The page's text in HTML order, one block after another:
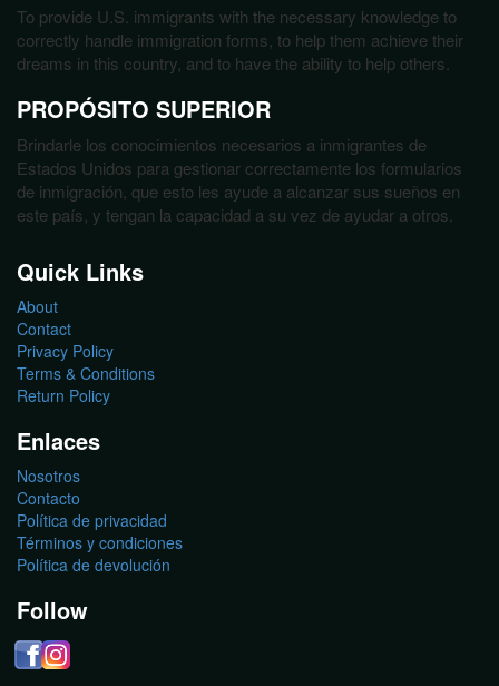
To provide U.S. immigrants with the necessary knowledge to
correctly handle immigration forms, to help them achieve their
dreams in this country, and to have the ability to help others.
PROPÓSITO SUPERIOR
Brindarle los conocimientos necesarios a inmigrantes de
Estados Unidos para gestionar correctamente los formularios
de inmigración, que esto les ayude a alcanzar sus sueños en
este país, y tengan la capacidad a su vez de ayudar a otros.
Quick Links
About
Contact
Privacy Policy
Terms & Conditions
Return Policy
Enlaces
Nosotros
Contacto
Política de privacidad
Términos y condiciones
Política de devolución
Follow